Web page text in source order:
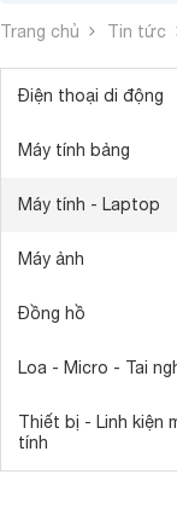
Trang chủ Tin tức
Điện thoại di động
Máy tính bảng
Máy tính - Laptop
Máy ảnh
Đồng hồ
Loa - Micro - Tai
Thiết bị - Linh kiện
tính